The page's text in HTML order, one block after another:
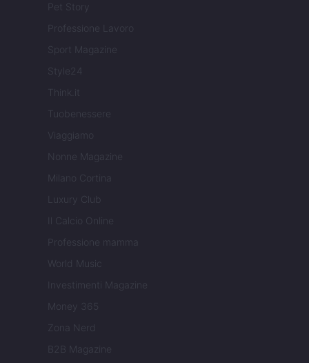
Pet Story
Professione Lavoro
Sport Magazine
Style24
Think.it
Tuobenessere
Viaggiamo
Nonne Magazine
Milano Cortina
Luxury Club
Il Calcio Online
Professione mamma
World Music
Investimenti Magazine
Money 365
Zona Nerd
B2B Magazine